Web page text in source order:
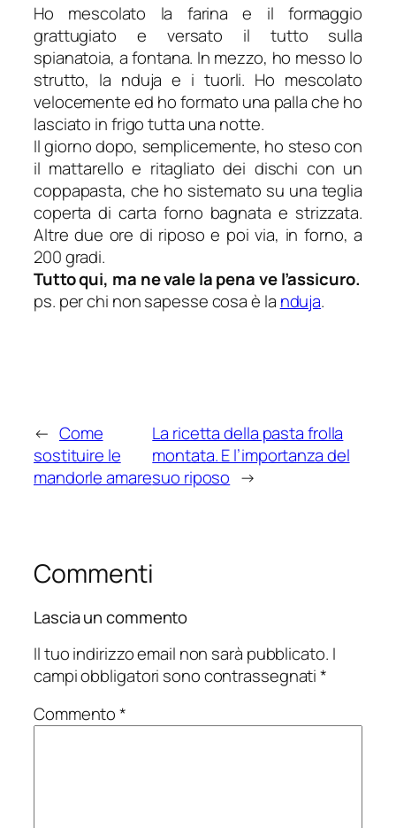
Ho mescolato la farina e il formaggio
grattugiato e versato il tutto sulla
spianatoia, a fontana. In mezzo, ho messo lo
strutto, la nduja e i tuorli. Ho mescolato
velocemente ed ho formato una palla che ho
lasciato in frigo tutta una notte.
Il giorno dopo, semplicemente, ho steso con
il mattarello e ritagliato dei dischi con un
coppapasta, che ho sistemato su una teglia
coperta di carta forno bagnata e strizzata.
Altre due ore di riposo e poi via, in forno, a
200 gradi.
Tutto qui, ma ne vale la pena ve l’assicuro.
ps. per chi non sapesse cosa è la nduja.
← Come
sostituire le
mandorle amare
La ricetta della pasta frolla
montata. E l’importanza del
suo riposo →
Commenti
Lascia un commento
Il tuo indirizzo email non sarà pubblicato. I
campi obbligatori sono contrassegnati*
Commento*